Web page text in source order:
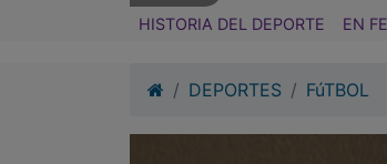
HISTORIA DEL DEPORTE
EN
DEPORTES FúTBOL